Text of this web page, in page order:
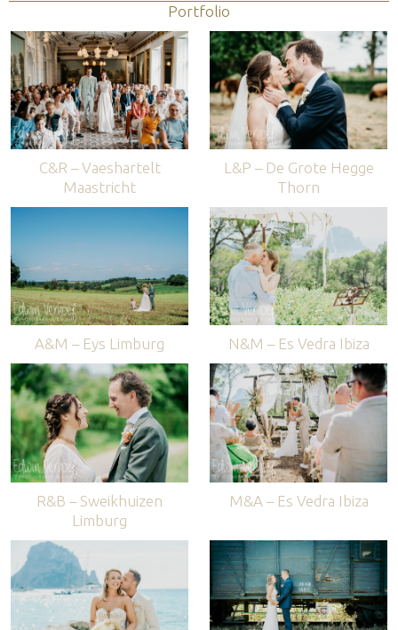
Portfolio
C&R – Vaeshartelt
Maastricht
L&P – De Grote Hegge
Thorn
A&M – Eys Limburg N&M – Es Vedra Ibiza
R&B – Sweikhuizen
Limburg
M&A – Es Vedra Ibiza